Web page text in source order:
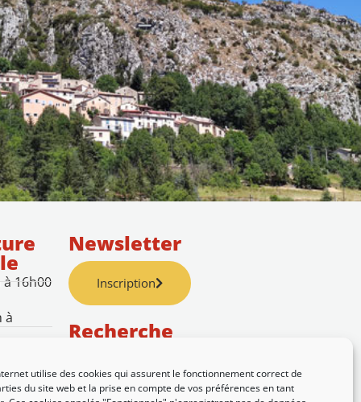
utilise des cookies qui assurent le fonctionnement correct de
du site web et la prise en compte de vos préférences en tant
16h00
à
Newsletter
Inscription
Recherche